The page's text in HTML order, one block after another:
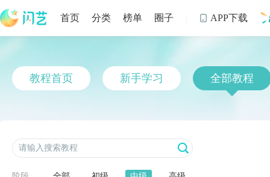
首页 分类 榜单 圈子  APP下载
教程首页 新手学习 全部教程